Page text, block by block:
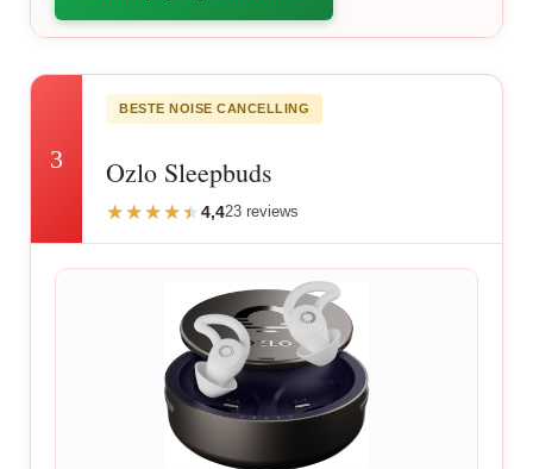
3
BESTE NOISE CANCELLING
Ozlo Sleepbuds
4,423 reviews